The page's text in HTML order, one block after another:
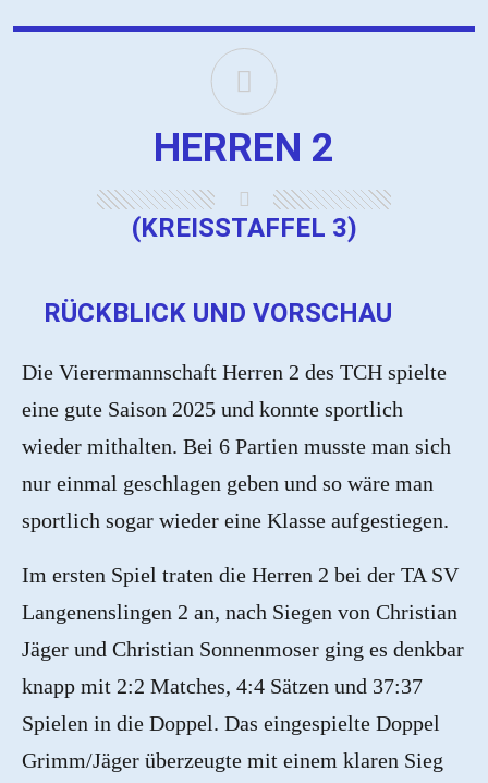
HERREN 2
(KREISSTAFFEL 3)
RÜCKBLICK UND VORSCHAU
Die Vierermannschaft Herren 2 des TCH spielte
eine gute Saison 2025 und konnte sportlich
wieder mithalten. Bei 6 Partien musste man sich
nur einmal geschlagen geben und so wäre man
sportlich sogar wieder eine Klasse aufgestiegen.
Im ersten Spiel traten die Herren 2 bei der TA SV
Langenenslingen 2 an, nach Siegen von Christian
Jäger und Christian Sonnenmoser ging es denkbar
knapp mit 2:2 Matches, 4:4 Sätzen und 37:37
Spielen in die Doppel. Das eingespielte Doppel
Grimm/Jäger überzeugte mit einem klaren Sieg